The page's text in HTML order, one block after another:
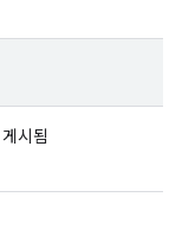
시됨